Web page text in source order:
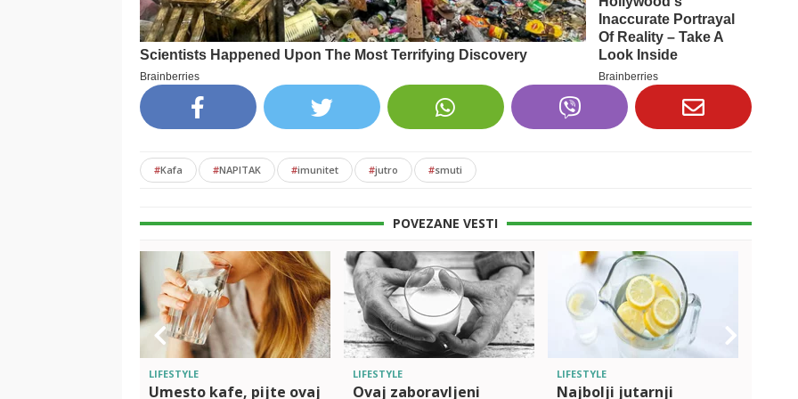
#Kafa #NAPITAK #imunitet #jutro #smuti
POVEZANE VESTI
LIFESTYLE
Umesto kafe, pijte ovaj
LIFESTYLE
Ovaj zaboravljeni
LIFESTYLE
Najbolji jutarnji